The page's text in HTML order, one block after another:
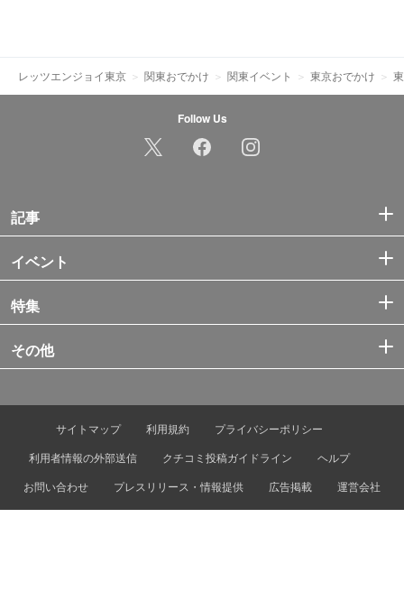
レッツエンジョイ東京 関東おでかけ 関東イベント 東京おでかけ
Follow Us
記事
イベント
特集
その他
サイトマップ 利用規約
プライバシーポリシー
利用者情報の外部送信
クチコミ投稿ガイドライン
ヘルプ
お問い合わせ
プレスリリース・情報提供 広告掲載 運営会社